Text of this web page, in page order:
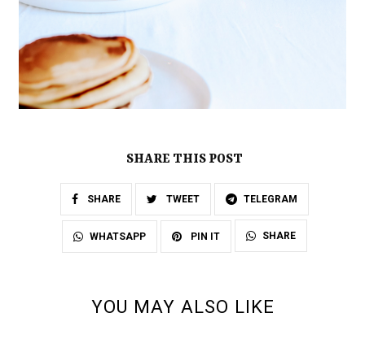
SHARE THIS POST
SHARE TWEET TELEGRAM
WHATSAPP PIN IT SHARE
YOU MAY ALSO LIKE